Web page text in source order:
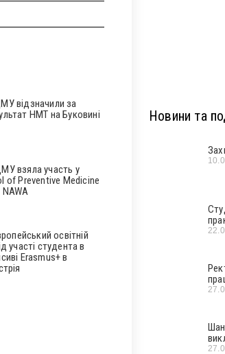
відзначили за
НМТ на Буковині
взяла участь у
of Preventive Medicine
освітній
участі студента в
Erasmus+ в
Новини та